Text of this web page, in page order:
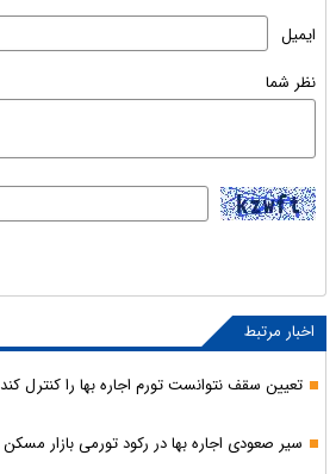
ایمیل
نظر شما
اخبار مرتبط
تعیین سقف نتوانست تورم اجاره بها را کنترل کند
سیر صعودی اجاره بها در رکود تورمی بازار مسکن